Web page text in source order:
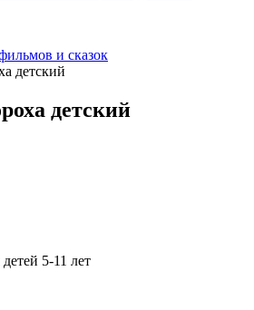
и сказок
детский
детский
5-11 лет